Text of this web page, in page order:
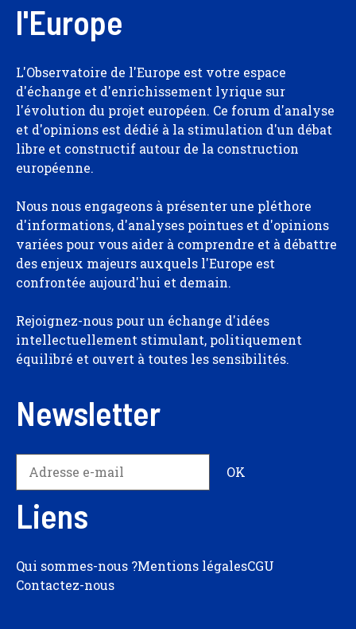
l'Europe
L'Observatoire de l'Europe est votre espace
d'échange et d'enrichissement lyrique sur
l'évolution du projet européen. Ce forum d'analyse
et d'opinions est dédié à la stimulation d'un débat
libre et constructif autour de la construction
européenne.
Nous nous engageons à présenter une pléthore
d'informations, d'analyses pointues et d'opinions
variées pour vous aider à comprendre et à débattre
des enjeux majeurs auxquels l'Europe est
confrontée aujourd'hui et demain.
Rejoignez-nous pour un échange d'idées
intellectuellement stimulant, politiquement
équilibré et ouvert à toutes les sensibilités.
Newsletter
Liens
Qui sommes-nous ?Mentions légalesCGU
Contactez-nous